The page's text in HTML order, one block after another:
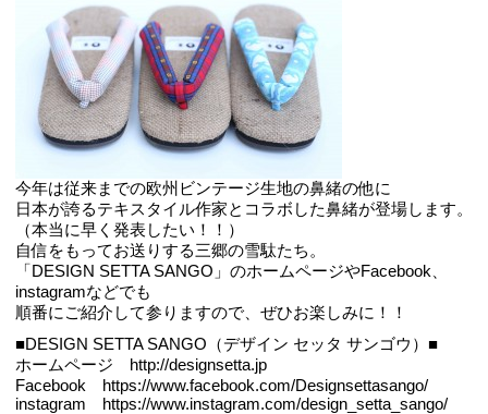
今年は従来までの欧州ビンテージ生地の鼻緒の他に
日本が誇るテキスタイル作家とコラボした鼻緒が登場します。
（本当に早く発表したい！！）
自信をもってお送りする三郷の雪駄たち。
「DESIGN SETTA SANGO」のホームページやFacebook、
instagramなどでも
順番にご紹介して参りますので、ぜひお楽しみに！！
■DESIGN SETTA SANGO（デザイン セッタ サンゴウ）■
ホームページ http://designsetta.jp
Facebook https://www.facebook.com/Designsettasango/
instagram https://www.instagram.com/design_setta_sango/